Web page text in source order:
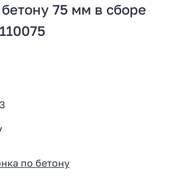
75 мм в сборе
по бетону